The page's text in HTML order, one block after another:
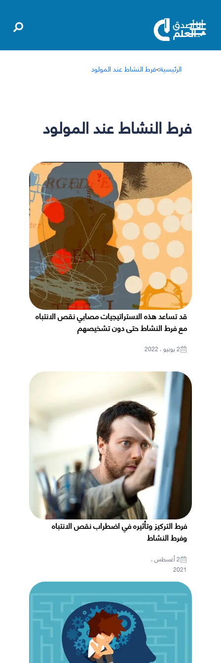
الرئيسية>فرط النشاط عند المولود
فرط النشاط عند المولود
قد تساعد هذه الاستراتيجيات مصابي نقص الانتباه
مع فرط النشاط حتى دون تشخيصهم
2 يونيو ، 2022
فرط التركيز وتأثيره في اضطراب نقص الانتباه
وفرط النشاط
2 أغسطس ،
2021